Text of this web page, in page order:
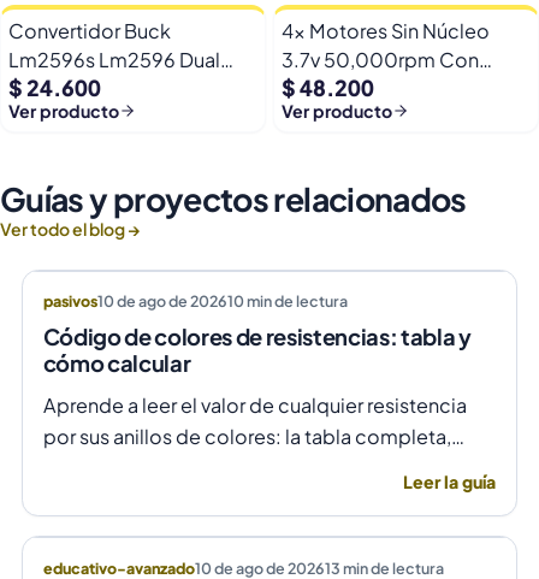
Convertidor Buck
Lm2596s Lm2596 Dual
Usb 9-36v A 5v Dc Jack
$ 24.600
Ver producto
4x Motores Sin Núcleo
3.7v 50,000rpm Con
Helices Micro Fpv
$ 48.200
Ver producto
Guías y proyectos relacionados
Ver todo el blog →
pasivos10 de ago de 202610min de lectura
Código de colores de resistencias: tabla y
cómo calcular
Aprende a leer el valor de cualquier resistencia
por sus anillos de colores: la tabla completa,
Leer la guía
educativo-avanzado10 de ago de 202613min de lectura